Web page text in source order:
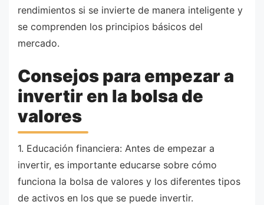
rendimientos si se invierte de manera inteligente y
se comprenden los principios básicos del
mercado.
Consejos para empezar a
invertir en la bolsa de
valores
1. Educación financiera: Antes de empezar a
invertir, es importante educarse sobre cómo
funciona la bolsa de valores y los diferentes tipos
de activos en los que se puede invertir.